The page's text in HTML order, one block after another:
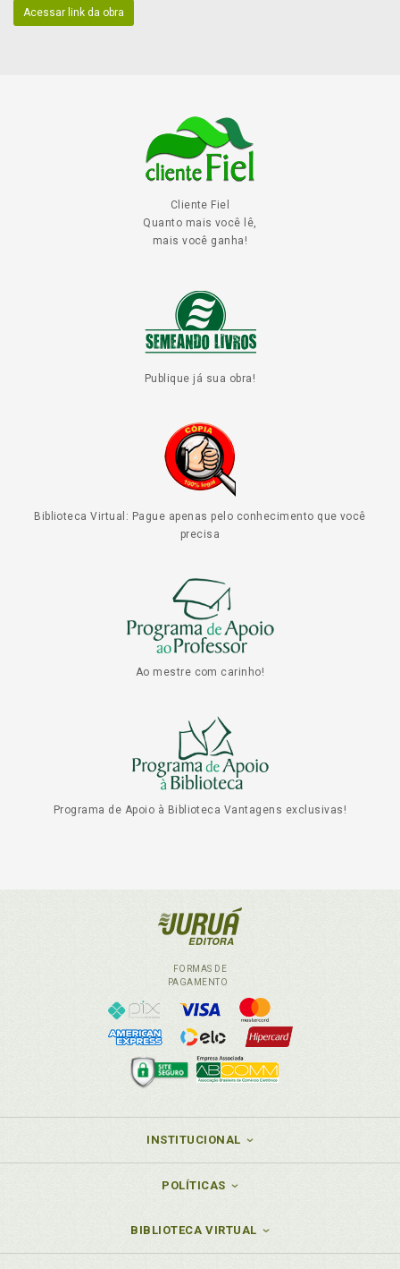
Acessar link da obra
Cliente Fiel
Quanto mais você lê,
mais você ganha!
Publique já sua obra!
Biblioteca Virtual: Pague apenas pelo conhecimento que você
precisa
Ao mestre com carinho!
Programa de Apoio à Biblioteca Vantagens exclusivas!
FORMAS DE
PAGAMENTO
INSTITUCIONAL
POLÍTICAS
BIBLIOTECA VIRTUAL